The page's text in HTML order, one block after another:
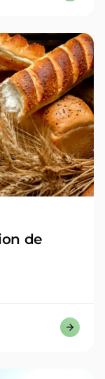
de
opérations de
« Autoriser